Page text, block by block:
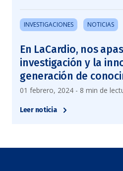
INVESTIGACIONES NOTICIAS
En LaCardio, nos
investigación y la
generación de
01 febrero, 2024 - 8 min de
Leer noticia